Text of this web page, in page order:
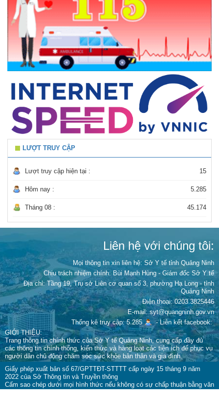
LƯỢT TRUY CẬP
Lượt truy cập hiện tại : 15
Hôm nay : 5.285
Tháng 08 : 45.174
Liên hệ với chúng tôi:
Mọi thông tin xin liên hệ: Sở Y tế tỉnh Quảng Ninh
Chịu trách nhiệm chính: Bùi Mạnh Hùng - Giám đốc Sở Y tế
Địa chỉ: Tầng 19, Trụ sở Liên cơ quan số 3, phường Hạ Long - tỉnh
Quảng Ninh
Điện thoại: 0203.3825446
E-mail: syt@quangninh.gov.vn
Thống kê truy cập: 5.285
-Liên kết facebook:
GIỚI THIỆU:
Trang thông tin chính thức của Sở Y tế Quảng Ninh, cung cấp đầy đủ
các thông tin chính thống, kiến thức và hàng loạt các tiện ích để phục vụ
người dân chủ động chăm sóc sức khỏe bản thân và gia đình.
Giấy phép xuất bản số 67/GPTTĐT-STTTT cấp ngày 15 tháng 9 năm
2022 của Sở Thông tin và Truyền thông
Cấm sao chép dưới mọi hình thức nếu không có sự chấp thuận bằng văn